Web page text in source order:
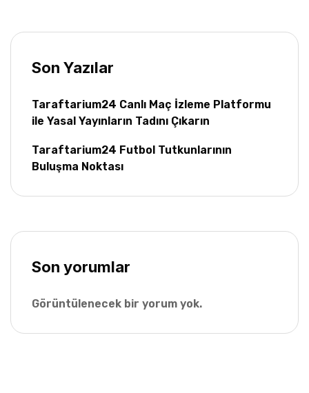
Son Yazılar
Taraftarium24 Canlı Maç İzleme Platformu
ile Yasal Yayınların Tadını Çıkarın
Taraftarium24 Futbol Tutkunlarının
Buluşma Noktası
Son yorumlar
Görüntülenecek bir yorum yok.